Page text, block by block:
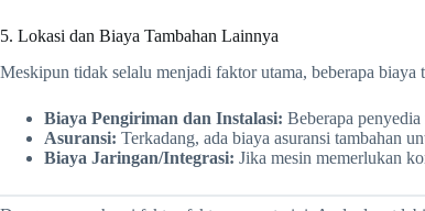
5. Lokasi dan Biaya Tambahan Lainnya
Meskipun tidak selalu menjadi faktor utama, beberapa biaya
Biaya Pengiriman dan Instalasi: Beberapa
Asuransi: Terkadang, ada biaya asuransi tambahan
Biaya Jaringan/Integrasi: Jika mesin memerlukan